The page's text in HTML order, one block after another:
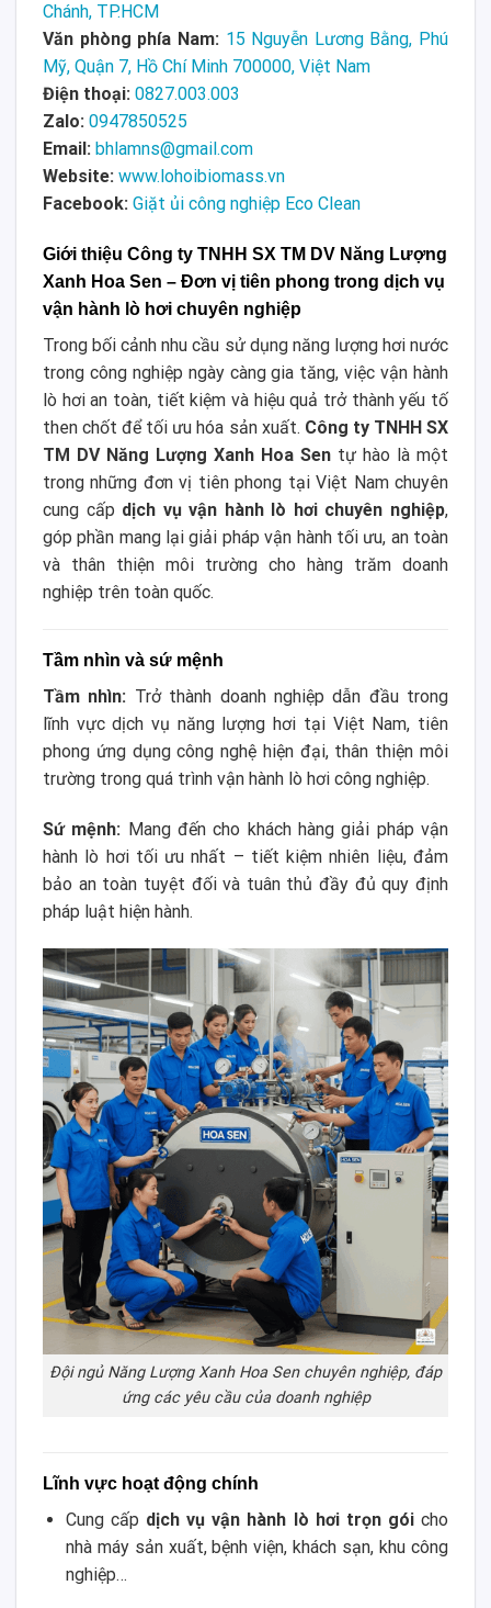
Chánh, TP.HCM
Văn phòng phía Nam: 15 Nguyễn Lương Bằng, Phú
Mỹ, Quận 7, Hồ Chí Minh 700000, Việt Nam
Điện thoại: 0827.003.003
Zalo: 0947850525
Email: bhlamns@gmail.com
Website: www.lohoibiomass.vn
Facebook: Giặt ủi công nghiệp Eco Clean
Giới thiệu Công ty TNHH SX TM DV Năng Lượng
Xanh Hoa Sen – Đơn vị tiên phong trong dịch vụ
vận hành lò hơi chuyên nghiệp
Trong bối cảnh nhu cầu sử dụng năng lượng hơi nước
trong công nghiệp ngày càng gia tăng, việc vận hành
lò hơi an toàn, tiết kiệm và hiệu quả trở thành yếu tố
then chốt để tối ưu hóa sản xuất. Công ty TNHH SX
TM DV Năng Lượng Xanh Hoa Sen tự hào là một
trong những đơn vị tiên phong tại Việt Nam chuyên
cung cấp dịch vụ vận hành lò hơi chuyên nghiệp,
góp phần mang lại giải pháp vận hành tối ưu, an toàn
và thân thiện môi trường cho hàng trăm doanh
nghiệp trên toàn quốc.
Tầm nhìn và sứ mệnh
Tầm nhìn: Trở thành doanh nghiệp dẫn đầu trong
lĩnh vực dịch vụ năng lượng hơi tại Việt Nam, tiên
phong ứng dụng công nghệ hiện đại, thân thiện môi
trường trong quá trình vận hành lò hơi công nghiệp.
Sứ mệnh: Mang đến cho khách hàng giải pháp vận
hành lò hơi tối ưu nhất – tiết kiệm nhiên liệu, đảm
bảo an toàn tuyệt đối và tuân thủ đầy đủ quy định
pháp luật hiện hành.
Đội ngủ Năng Lượng Xanh Hoa Sen chuyên nghiệp, đáp
ứng các yêu cầu của doanh nghiệp
Lĩnh vực hoạt động chính
Cung cấp dịch vụ vận hành lò hơi trọn góicho
nhà máy sản xuất, bệnh viện, khách sạn, khu công
nghiệp…